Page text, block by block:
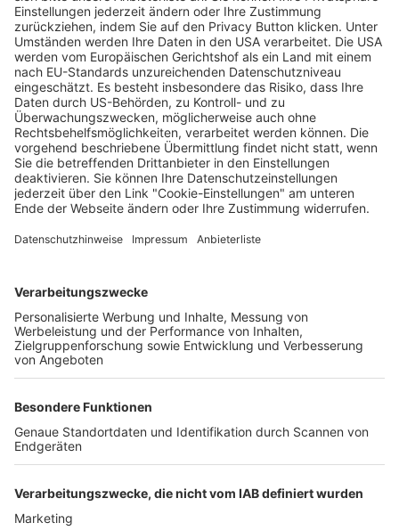
Vandalismus am Mundenhof: Vermummte
zertrümmern Glasscheibe am Javaneraffen-
Stall und brechen bei Erdmännchen ein
Wochenbericht 03.09.2024
Freiburger Wochenbericht
Der Wochenbericht
wurde zum 31. Juli 2026
eingestellt.